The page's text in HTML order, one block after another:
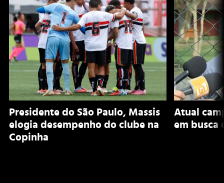
Presidente do São Paulo, Massis
elogia desempenho do clube na
Copinha
Atual
em busca